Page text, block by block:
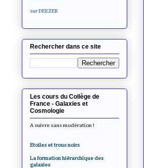
sur DEEZER
Rechercher dans ce site
Les cours du Collège de
France - Galaxies et
Cosmologie
A suivre sans modération !
Etoiles et trous noirs
La formation hiérarchique des
galaxies